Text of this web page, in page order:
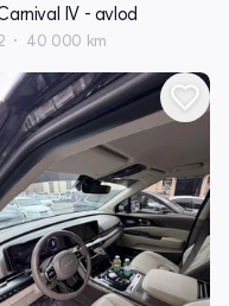
IV - avlod
40 000 km